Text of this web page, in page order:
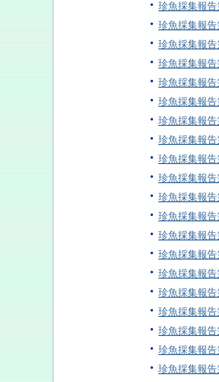
珍魚採集報
珍魚採集報
珍魚採集報
珍魚採集報
珍魚採集報
珍魚採集報
珍魚採集報
珍魚採集報
珍魚採集報
珍魚採集報
珍魚採集報
珍魚採集報
珍魚採集報
珍魚採集報
珍魚採集報
珍魚採集報
珍魚採集報
珍魚採集報
珍魚採集報
珍魚採集報